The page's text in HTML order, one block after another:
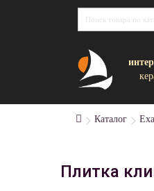
Каталог
Плитка